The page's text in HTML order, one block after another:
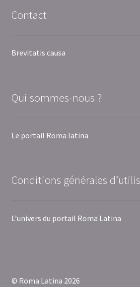
Contact
Brevitatis causa
Qui sommes-nous ?
Le portail Roma latina
Conditions générales
L’univers du portail Roma Latina
© Roma Latina 2026